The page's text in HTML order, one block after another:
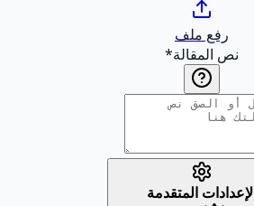
رفع ملف
نص المقالة*
الإعدادات المتقدمة